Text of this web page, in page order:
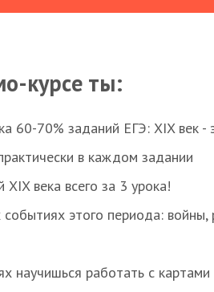
курсе ты:
60-70% заданий ЕГЭ: XIX век -
в каждом задании
века всего за 3 урока!
этого периода:
научишься работать с